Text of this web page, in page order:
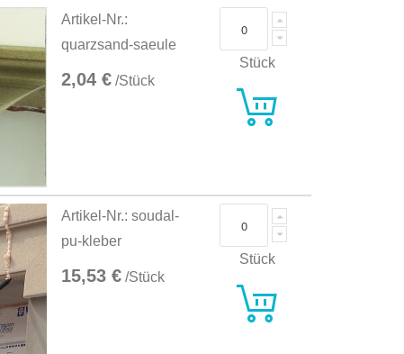
Artikel-Nr.:
quarzsand-saeule
2,04 € /Stück
Stück
Artikel-Nr.: soudal-
pu-kleber
15,53 € /Stück
Stück